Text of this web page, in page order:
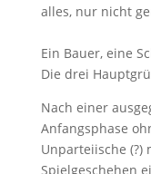
alles, nur nicht
Ein Bauer, eine
Die drei
Nach einer
Anfangsphase
Unparteiische
Spielgeschehen